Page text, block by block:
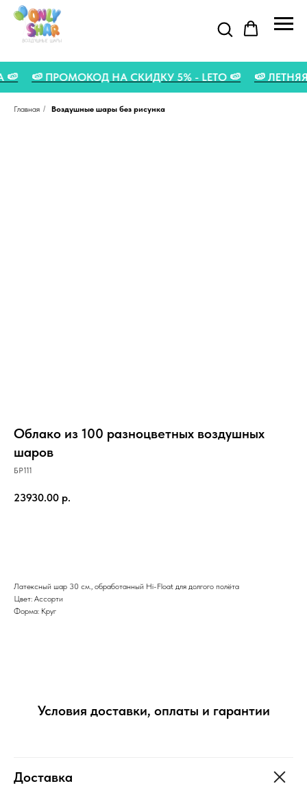
🍉 🍉 ПРОМОКОД НА СКИДКУ 5% - LETO 🍉 🍉
Главная / Воздушные шары без рисунка
Облако из 100 разноцветных воздушных
шаров
БР111
23930.00 р.
Латексный шар 30 см., обработанный Hi-Float для долгого полёта
Цвет: Ассорти
Форма: Круг
Условия доставки, оплаты и гарантии
Доставка